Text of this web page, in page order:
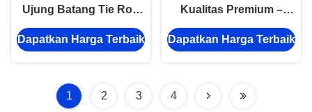
Ujung Batang Tie Rod
Luar 16mm - Cocok
Andal untuk Haval /
Dapatkan Harga Terbaik
Kualitas Premium –
Penanganan Halus
untuk SUV Haval –
Dapatkan Harga Terbaik
1 2 3 4